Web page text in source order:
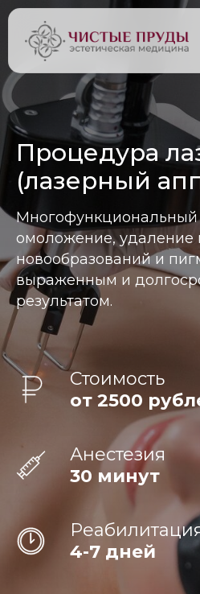
Процедура
(лазерный
Многофункциональный
омоложение, удаление
новообразований и
выраженным и
результатом.
Стоимость
от 2500
Анестезия
30 минут
4-7 дней